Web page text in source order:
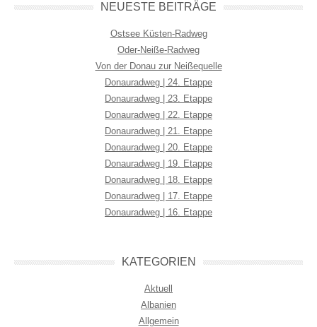
NEUESTE BEITRÄGE
Ostsee Küsten-Radweg
Oder-Neiße-Radweg
Von der Donau zur Neißequelle
Donauradweg | 24. Etappe
Donauradweg | 23. Etappe
Donauradweg | 22. Etappe
Donauradweg | 21. Etappe
Donauradweg | 20. Etappe
Donauradweg | 19. Etappe
Donauradweg | 18. Etappe
Donauradweg | 17. Etappe
Donauradweg | 16. Etappe
KATEGORIEN
Aktuell
Albanien
Allgemein